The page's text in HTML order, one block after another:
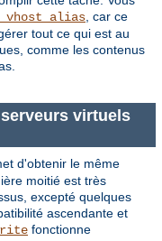
, car ce
tout ce qui est au
comme les contenus
virtuels
d'obtenir le même
moitié est très
excepté quelques
ascendante et
fonctionne